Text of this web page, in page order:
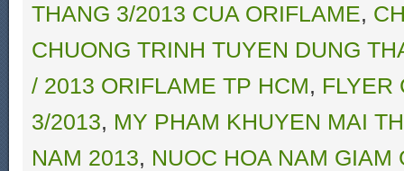
THANG 3/2013 CUA ORIFLAME,
CHUONG TRINH TUYEN DUNG
/ 2013 ORIFLAME TP HCM, FLYER
3/2013, MY PHAM KHUYEN MAI
NAM 2013, NUOC HOA NAM GIAM